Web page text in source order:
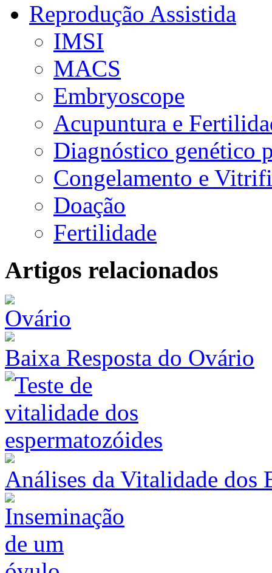
Reprodução Assistida
IMSI
MACS
Embryoscope
Acupuntura e
Diagnóstico genético
Congelamento e
Doação
Fertilidade
Artigos relacionados
Baixa Resposta do Ovário
Análises da Vitalidade dos